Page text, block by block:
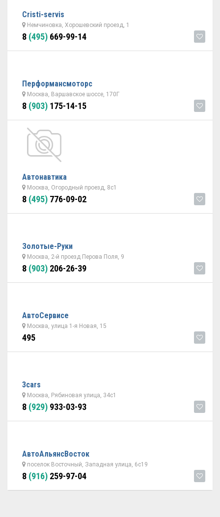
Cristi-servis
Немчиновка, Хорошевский проезд, 1
8 (495) 669-99-14
Перформансмоторс
Москва, Варшавское шоссе, 170Г
8 (903) 175-14-15
Автонавтика
Москва, Огородный проезд, 8с1
8 (495) 776-09-02
Золотые-Руки
Москва, 2-й проезд Перова Поля, 9
8 (903) 206-26-39
АвтоСервисе
Москва, улица 1-я Новая, 15
495
3cars
Москва, Рябиновая улица, 34с1
8 (929) 933-03-93
АвтоАльянсВосток
поселок Восточный, Западная улица, 6с19
8 (916) 259-97-04